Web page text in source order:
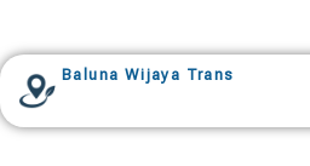
Baluna Wijaya Trans